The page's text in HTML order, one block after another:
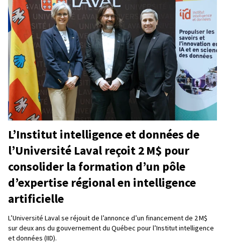
L’Institut intelligence et données de
l’Université Laval reçoit 2 M$ pour
consolider la formation d’un pôle
d’expertise régional en intelligence
artificielle
L’Université Laval se réjouit de l’annonce d’un financement de 2 M$
sur deux ans du gouvernement du Québec pour l’Institut intelligence
et données (IID).